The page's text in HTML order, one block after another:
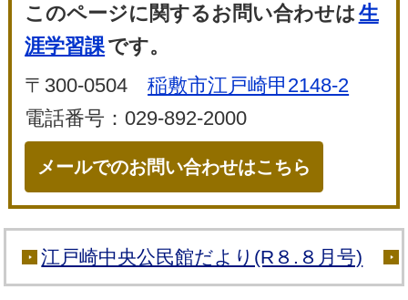
このページに関するお問い合わせは 生
涯学習課です。
〒300-0504稲敷市江戸崎甲2148-2
電話番号：029-892-2000
メールでのお問い合わせはこちら
江戸崎中央公民館だより(R８.８月号)